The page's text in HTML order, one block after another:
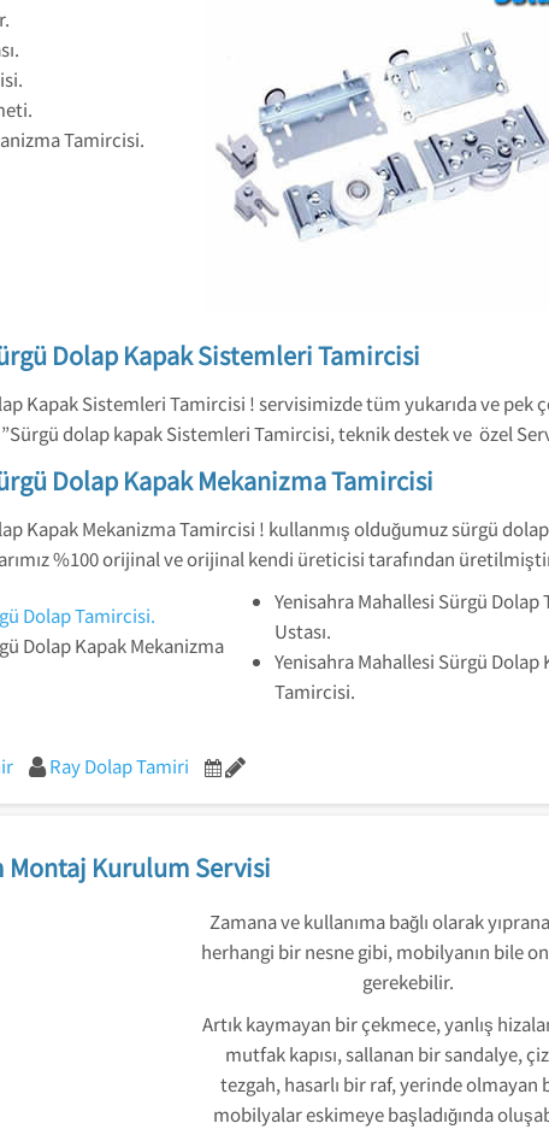
Tamircisi.
Dolap Kapak Sistemleri Tamircisi
Kapak Sistemleri Tamircisi ! servisimizde tüm yukarıda ve pek
dolap kapak Sistemleri Tamircisi, teknik destek ve özel
Dolap Kapak Mekanizma Tamircisi
Kapak Mekanizma Tamircisi ! kullanmış olduğumuz sürgü
%100 orijinal ve orijinal kendi üreticisi tarafından
Dolap Tamircisi.
Dolap Kapak Mekanizma
Yenisahra Mahallesi Sürgü Dolap
Ustası.
Yenisahra Mahallesi Sürgü Dolap
Tamircisi.
Ray Dolap Tamiri
Montaj Kurulum Servisi
Zamana ve kullanıma bağlı olarak
herhangi bir nesne gibi, mobilyanın bile
gerekebilir.
Artık kaymayan bir çekmece, yanlış
mutfak kapısı, sallanan bir sandalye,
tezgah, hasarlı bir raf, yerinde olmayan
mobilyalar eskimeye başladığında